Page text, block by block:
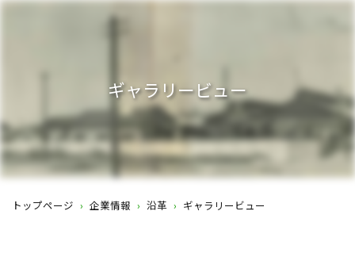
ギャラリービュー
トップページ › 企業情報 › 沿革 › ギャラリービュー